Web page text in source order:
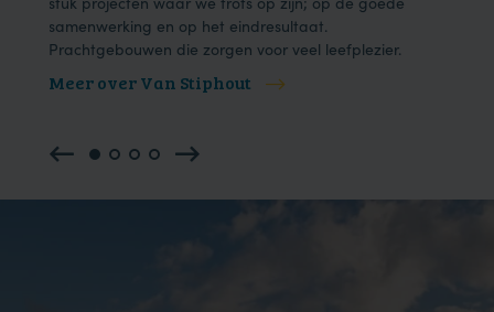
samenwerking en op het eindresultaat.
Prachtgebouwen die zorgen voor veel leefplezier.
Meer over Van Stiphout